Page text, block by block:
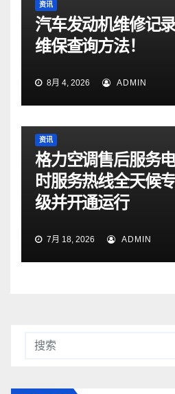
资讯
汽车发动机维修记
维保查询方法！
8月 4, 2026 ADMIN
资讯
格力空调售后服务
时服务热线全天候
级并开通运行
7月 18, 2026 ADMIN